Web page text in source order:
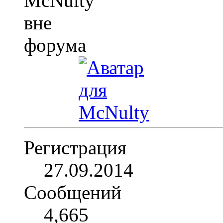
Регистрация
27.09.2014
Сообщений
4,665